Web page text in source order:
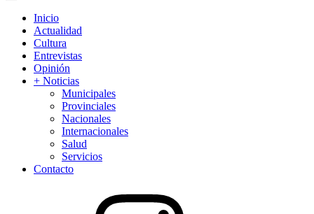
Primary
Inicio
Actualidad
Cultura
Entrevistas
Opinión
+ Noticias
Municipales
Provinciales
Nacionales
Internacionales
Salud
Servicios
Contacto